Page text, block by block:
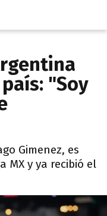
"Soy
Gimenez, es
MX y ya recibió el